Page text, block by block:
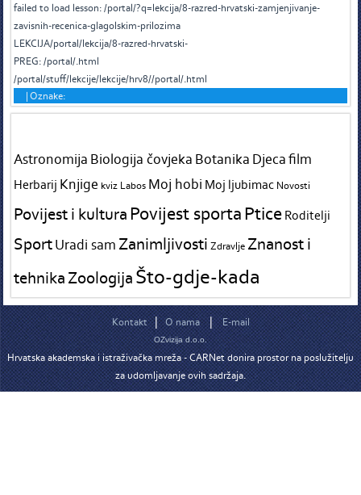
failed to load lesson: /portal/?q=lekcija/8-razred-hrvatski-zamjenjivanje-
zavisnih-recenica-glagolskim-prilozima
LEKCIJA/portal/lekcija/8-razred-hrvatski-
PREG: /portal/.html
/portal/stuff/lekcije/lekcije/hrv8//portal/.html
|Oznake:
Astronomija Biologija čovjeka Botanika Djeca film
Herbarij Knjige kviz Labos Moj hobi Moj ljubimac Novosti
Povijest i kultura Povijest sportaPtice Roditelji
SportUradi sam Zanimljivosti Zdravlje Znanost i
tehnika Zoologija Što-gdje-kada
Kontakt|O nama|E-mail
OZvizija d.o.o.
Hrvatska akademska i istraživačka mreža - CARNet donira prostor na poslužitelju
za udomljavanje ovih sadržaja.